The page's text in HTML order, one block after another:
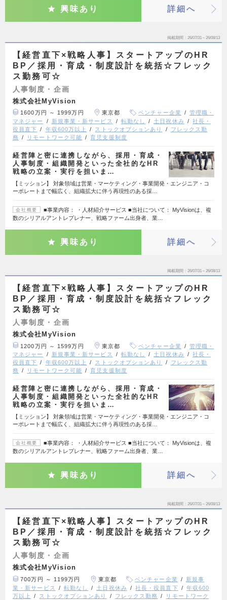
興味あり 詳細へ
掲載期間 26/07/31～26/08/13
【経営直下×戦略人事】スタートアップのHR
BP／採用・育成・制度設計を統括☆フレック
ス勤務可☆
人事制度・企画
株式会社MyVision
1600万円 ～ 1999万円 東京都 ベンチャー企業
管理職・
マネジャー
新規事業・新サービス 転勤なし 土日祝休み
社長・
役員直下
年収600万以上 ストックオプションあり
フレックス勤
務
リモートワーク可能 育児支援制度
経営陣と密に連携しながら、採用・育成・
人事制度・組織開発といった全社的なHR
戦略の立案・実行を担いま…
【ミッション】 対象領域は営業・マーケティング・事業開発・エンジニア・コ
ーポレートまで幅広く、組織拡大に伴う再現性のある採…
会社概要
■事業内容： ・人材紹介サービス ■当社について： MyVisionは、複
数のシリアルアントレプレナー、戦略ファーム出身者、業…
興味あり 詳細へ
掲載期間 26/07/31～26/08/13
【経営直下×戦略人事】スタートアップのHR
BP／採用・育成・制度設計を統括☆フレック
ス勤務可☆
人事制度・企画
株式会社MyVision
1200万円 ～ 1599万円 東京都 ベンチャー企業
管理職・
マネジャー
新規事業・新サービス 転勤なし 土日祝休み
社長・
役員直下
年収600万以上 ストックオプションあり
フレックス勤
務
リモートワーク可能 育児支援制度
経営陣と密に連携しながら、採用・育成・
人事制度・組織開発といった全社的なHR
戦略の立案・実行を担いま…
【ミッション】 対象領域は営業・マーケティング・事業開発・エンジニア・コ
ーポレートまで幅広く、組織拡大に伴う再現性のある採…
会社概要
■事業内容： ・人材紹介サービス ■当社について： MyVisionは、複
数のシリアルアントレプレナー、戦略ファーム出身者、業…
興味あり 詳細へ
掲載期間 26/07/31～26/08/13
【経営直下×戦略人事】スタートアップのHR
BP／採用・育成・制度設計を統括☆フレック
ス勤務可☆
人事制度・企画
株式会社MyVision
700万円 ～ 1199万円 東京都 ベンチャー企業
新規事
業・新サービス
転勤なし 土日祝休み 社長・役員直下
年収600
万以上
ストックオプションあり フレックス勤務
リモートワーク